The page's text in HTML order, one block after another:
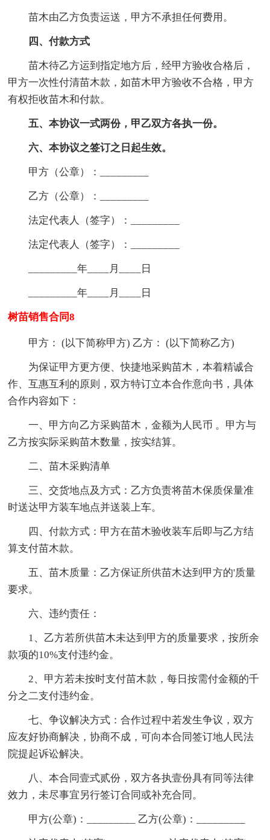
苗木由乙方负责运送，甲方不承担任何费用。
四、付款方式
苗木待乙方运到指定地方后，经甲方验收合格后，
甲方一次性付清苗木款，如苗木甲方验收不合格，甲方
有权拒收苗木和付款。
五、本协议一式两份，甲乙双方各执一份。
六、本协议之签订之日起生效。
甲方（公章）：_________
乙方（公章）：_________
法定代表人（签字）：_________
法定代表人（签字）：_________
_________年____月____日
_________年____月____日
树苗销售合同8
甲方： (以下简称甲方) 乙方： (以下简称乙方)
为保证甲方更方便、快捷地采购苗木，本着精诚合
作、互惠互利的原则，双方特订立本合作意向书，具体
合作内容如下：
一、甲方向乙方采购苗木，金额为人民币 。甲方与
乙方按实际采购苗木数量，按实结算。
二、苗木采购清单
三、交货地点及方式：乙方负责将苗木保质保量准
时送达甲方装车地点并送装上车。
四、付款方式：甲方在苗木验收装车后即与乙方结
算支付苗木款。
五、苗木质量：乙方保证所供苗木达到甲方的'质量
要求。
六、违约责任：
1、乙方若所供苗木未达到甲方的质量要求，按所余
款项的10%支付违约金。
2、甲方若未按时支付苗木款，每日按需付金额的千
分之二支付违约金。
七、争议解决方式：合作过程中若发生争议，双方
应友好协商解决，协商不成，可向本合同签订地人民法
院提起诉讼解决。
八、本合同壹式贰份，双方各执壹份具有同等法律
效力，未尽事宜另行签订合同或补充合同。
甲方(公章)：_________ 乙方(公章)：_________